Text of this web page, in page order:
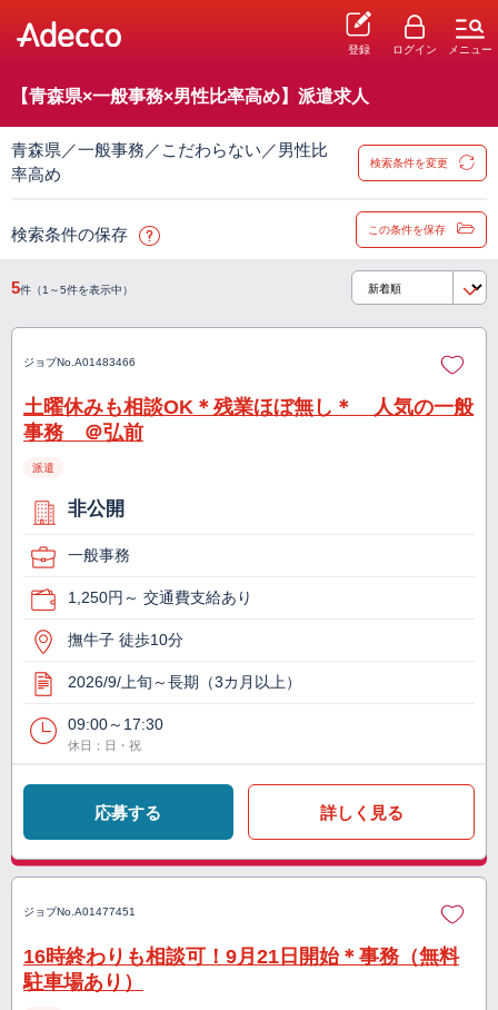
登録 ログイン メニュー
【青森県×一般事務×男性比率高め】派遣求人
青森県／一般事務／こだわらない／男性比
率高め
検索条件を変更
検索条件の保存 この条件を保存
5件（1～5件を表示中）
ジョブNo. A01483466
土曜休みも相談OK＊残業ほぼ無し＊ 人気の一般
事務 ＠弘前
派遣
非公開
一般事務
1,250円～ 交通費支給あり
撫牛子 徒歩10分
2026/9/上旬～長期（3カ月以上）
09:00～17:30
休日：日・祝
応募する 詳しく見る
ジョブNo. A01477451
16時終わりも相談可！9月21日開始＊事務（無料
駐車場あり）